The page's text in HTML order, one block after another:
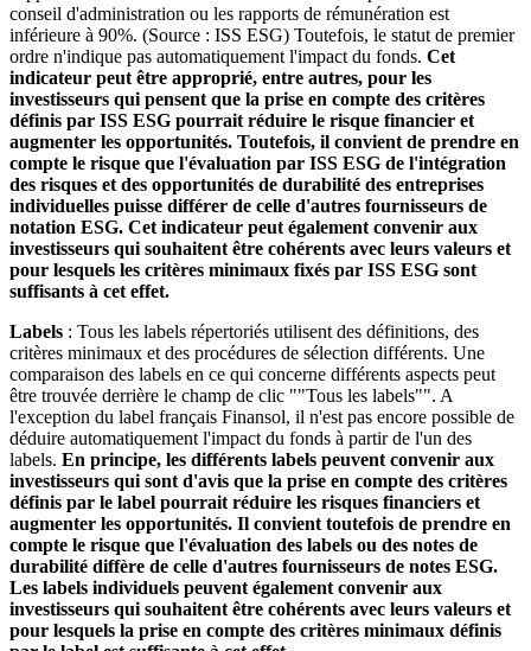
conseil d'administration ou les rapports de rémunération est
inférieure à 90%. (Source : ISS ESG) Toutefois, le statut de premier
ordre n'indique pas automatiquement l'impact du fonds. Cet
indicateur peut être approprié, entre autres, pour les
investisseurs qui pensent que la prise en compte des critères
définis par ISS ESG pourrait réduire le risque financier et
augmenter les opportunités. Toutefois, il convient de prendre en
compte le risque que l'évaluation par ISS ESG de l'intégration
des risques et des opportunités de durabilité des entreprises
individuelles puisse différer de celle d'autres fournisseurs de
notation ESG. Cet indicateur peut également convenir aux
investisseurs qui souhaitent être cohérents avec leurs valeurs et
pour lesquels les critères minimaux fixés par ISS ESG sont
suffisants à cet effet.
Labels : Tous les labels répertoriés utilisent des définitions, des
critères minimaux et des procédures de sélection différents. Une
comparaison des labels en ce qui concerne différents aspects peut
être trouvée derrière le champ de clic ""Tous les labels"". A
l'exception du label français Finansol, il n'est pas encore possible de
déduire automatiquement l'impact du fonds à partir de l'un des
labels. En principe, les différents labels peuvent convenir aux
investisseurs qui sont d'avis que la prise en compte des critères
définis par le label pourrait réduire les risques financiers et
augmenter les opportunités. Il convient toutefois de prendre en
compte le risque que l'évaluation des labels ou des notes de
durabilité diffère de celle d'autres fournisseurs de notes ESG.
Les labels individuels peuvent également convenir aux
investisseurs qui souhaitent être cohérents avec leurs valeurs et
pour lesquels la prise en compte des critères minimaux définis